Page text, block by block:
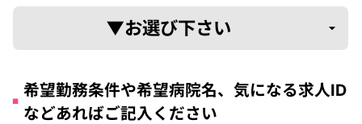
希望勤務条件や希望病院名、気になる求人ID
などあればご記入ください